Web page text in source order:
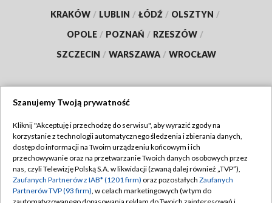
KRAKÓW / LUBLIN / ŁÓDŹ / OLSZTYN /
OPOLE / POZNAŃ / RZESZÓW /
SZCZECIN / WARSZAWA / WROCŁAW
TVP
Abonament TVP
Emisja w TVP
Centrum informacji TVP
Regulamin TVP
Polityka prywatności
Moje zgody
Szanujemy Twoją prywatność
Kliknij "Akceptuję i przechodzę do serwisu", aby wyrazić zgody na
korzystanie z technologii automatycznego śledzenia i zbierania danych,
dostęp do informacji na Twoim urządzeniu końcowym i ich
przechowywanie oraz na przetwarzanie Twoich danych osobowych przez
nas, czyli Telewizję Polską S.A. w likwidacji (zwaną dalej również „TVP”),
Zaufanych Partnerów z IAB* (1201 firm) oraz pozostałych Zaufanych
Partnerów TVP (93 firm), w celach marketingowych (w tym do